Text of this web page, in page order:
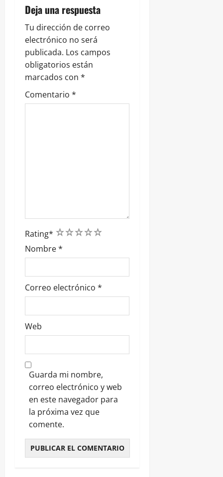
t
r
a
d
a
Deja una respuesta
Tu dirección de correo
electrónico no será
publicada. Los campos
obligatorios están
marcados con *
Comentario *
Rating* 5
4
3
2
1
Nombre*
Correo electrónico *
Web
Guarda mi nombre,
correo electrónico y web
en este navegador para
la próxima vez que
comente.